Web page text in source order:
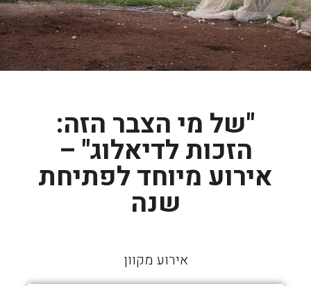
"של מי הצבר הזה:
הזכות לדיאלוג" –
אירוע מיוחד לפתיחת
שנה
אירוע מקוון